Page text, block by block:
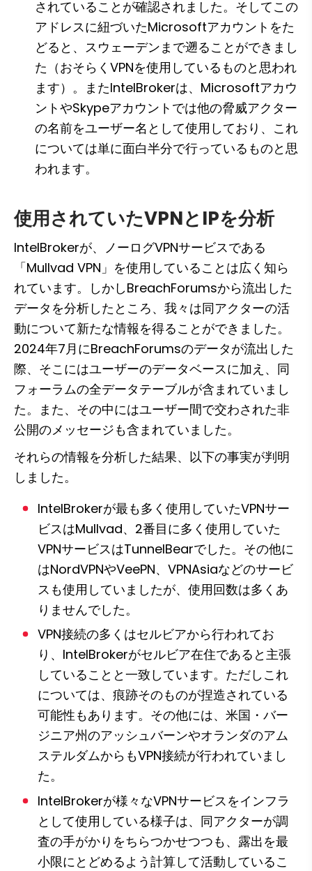
されていることが確認されました。そしてこの
アドレスに紐づいたMicrosoftアカウントをた
どると、スウェーデンまで遡ることができまし
た（おそらくVPNを使用しているものと思われ
ます）。またIntelBrokerは、Microsoftアカウ
ントやSkypeアカウントでは他の脅威アクター
の名前をユーザー名として使用しており、これ
については単に面白半分で行っているものと思
われます。
使用されていたVPNとIPを分析
IntelBrokerが、ノーログVPNサービスである
「Mullvad VPN」を使用していることは広く知ら
れています。しかしBreachForumsから流出した
データを分析したところ、我々は同アクターの活
動について新たな情報を得ることができました。
2024年7月にBreachForumsのデータが流出した
際、そこにはユーザーのデータベースに加え、同
フォーラムの全データテーブルが含まれていまし
た。また、その中にはユーザー間で交わされた非
公開のメッセージも含まれていました。
それらの情報を分析した結果、以下の事実が判明
しました。
IntelBrokerが最も多く使用していたVPNサー
ビスはMullvad、2番目に多く使用していた
VPNサービスはTunnelBearでした。その他に
はNordVPNやVeePN、VPNAsiaなどのサービ
スも使用していましたが、使用回数は多くあ
りませんでした。
VPN接続の多くはセルビアから行われてお
り、IntelBrokerがセルビア在住であると主張
していることと一致しています。ただしこれ
については、痕跡そのものが捏造されている
可能性もあります。その他には、米国・バー
ジニア州のアッシュバーンやオランダのアム
ステルダムからもVPN接続が行われていまし
た。
IntelBrokerが様々なVPNサービスをインフラ
として使用している様子は、同アクターが調
査の手がかりをちらつかせつつも、露出を最
小限にとどめるよう計算して活動しているこ